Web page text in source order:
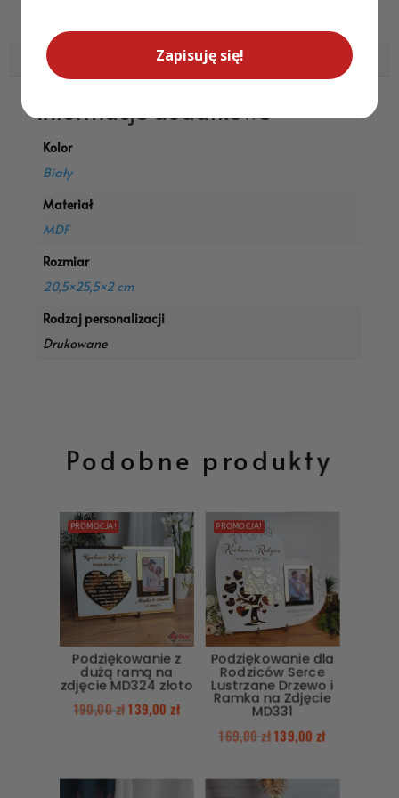
Informacje dodatkowe
Informacje dodatkowe
Kolor
Biały
Materiał
MDF
Rozmiar
20,5×25,5×2 cm
Rodzaj personalizacji
Drukowane
Podobne produkty
PROMOCJA!
Podziękowanie z
dużą ramą na
zdjęcie MD324 złoto
190,00 zł139,00 zł
PROMOCJA!
Podziękowanie dla
Rodziców Serce
Lustrzane Drzewo i
Ramka na Zdjęcie
MD331
169,00zł139,00 zł
Zapisuję się!